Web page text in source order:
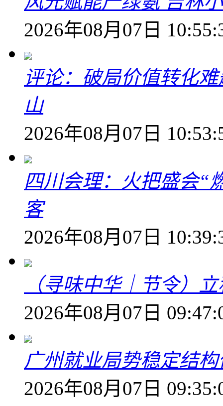
2026年08月07日
评论：破局价值转化
山
2026年08月07日
四川会理：火把盛会“
客
2026年08月07日
（寻味中华｜节令）
2026年08月07日
广州就业局势稳定结
2026年08月07日